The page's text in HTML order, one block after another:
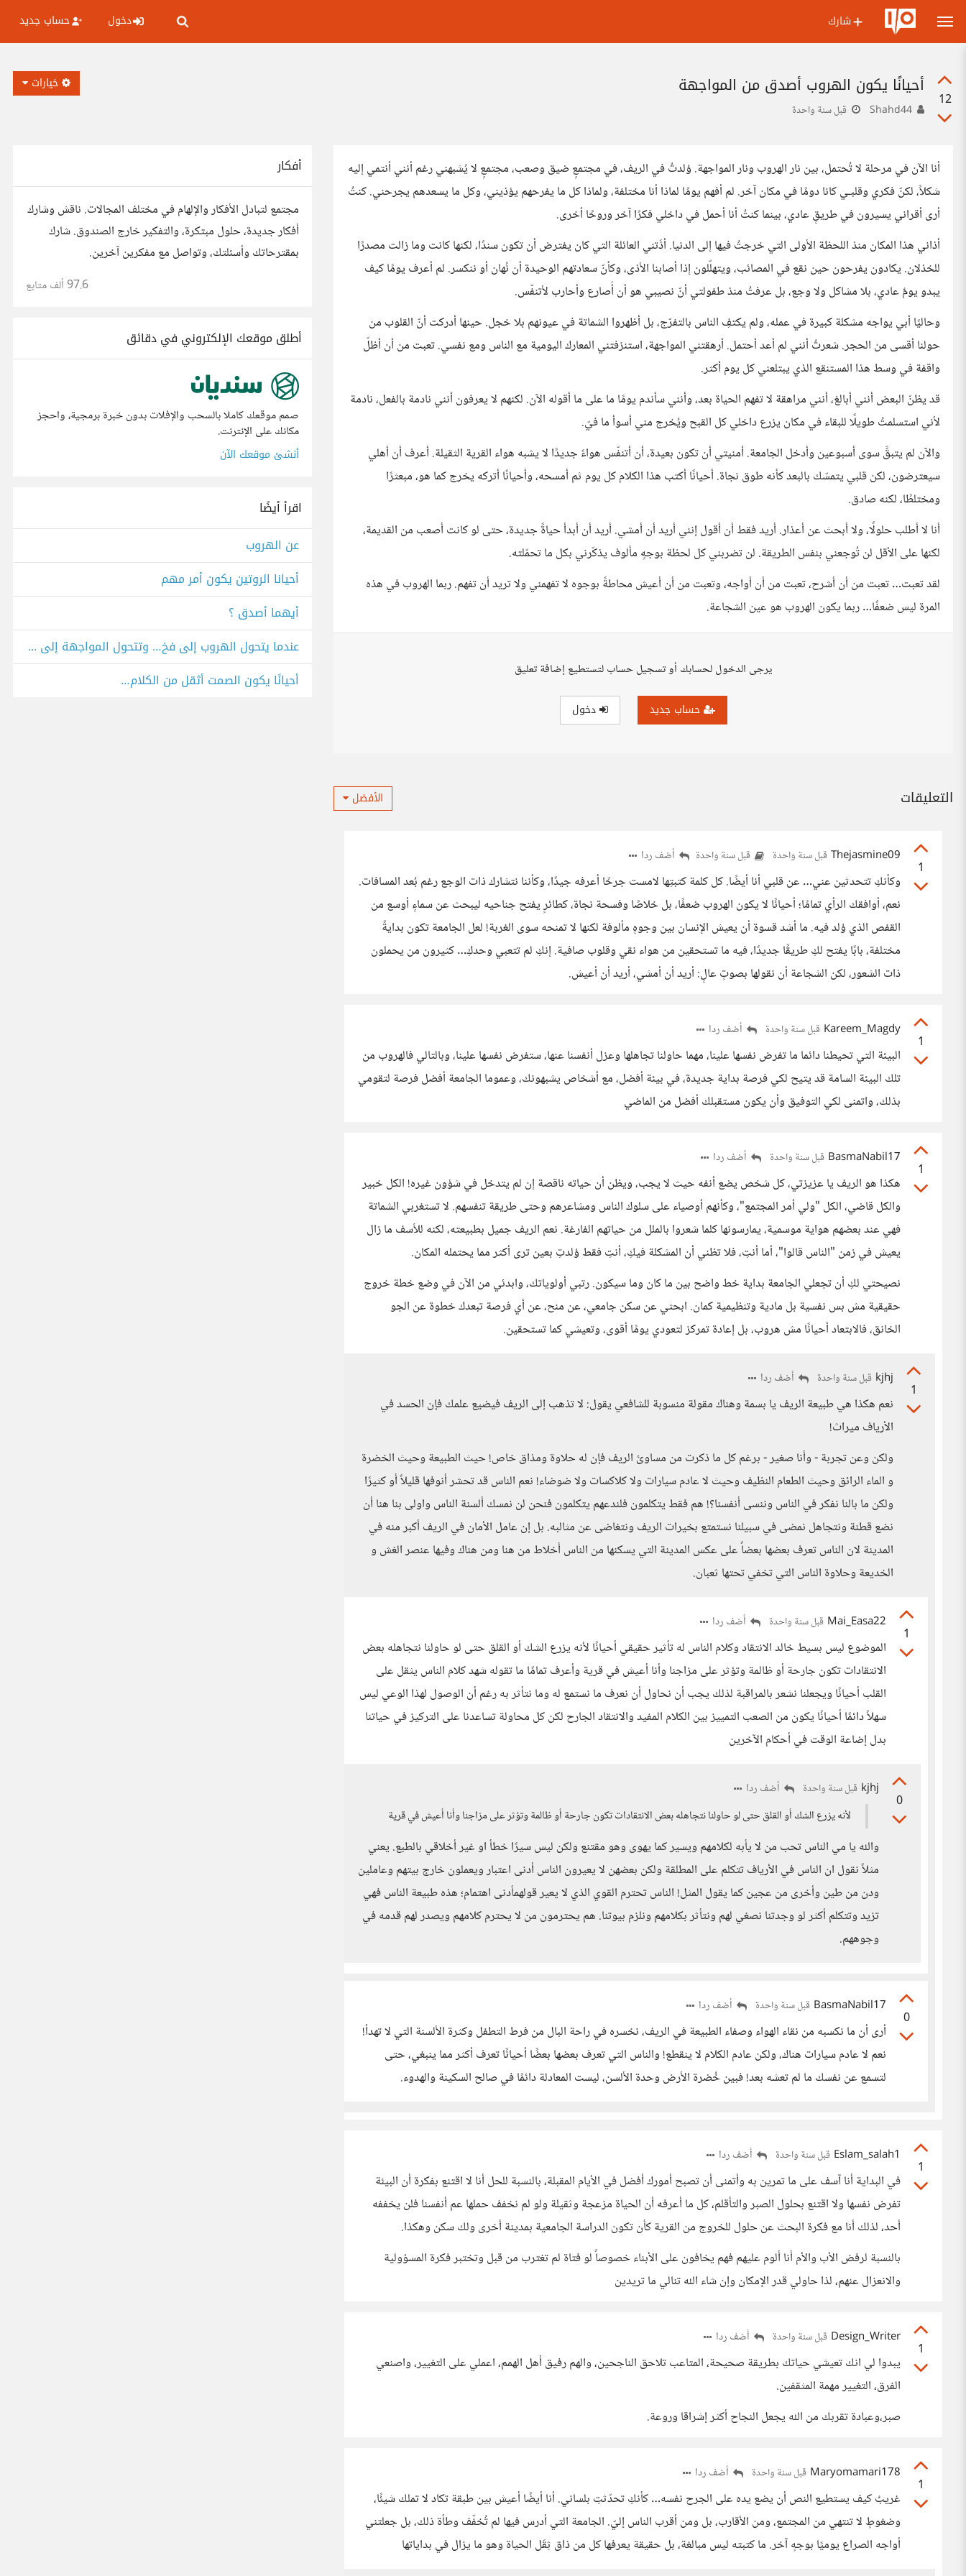
شارك دخول حساب جديد
12
أحيانًا يكون الهروب أصدق من المواجهة
قبل سنة واحدة
خيارات
أنا الآن في مرحلة لا تُحتمل، بين نار الهروب ونار المواجهة. وُلدتُ في الريف، في مجتمعٍ ضيق وصعب، مجتمعٍ لا يُشبهني رغم أنني أنتمي إليه
شكلاً، لكنّ فكري وقلبـي كانا دومًا في مكان آخر. لم أفهم يومًا لماذا أنا مختلفة، ولماذا كل ما يفرحهم يؤذيني، وكل ما يسعدهم يجرحني. كنتُ
أرى أقراني يسيرون في طريقٍ عادي، بينما كنتُ أنا أحمل في داخلي فكرًا آخر وروحًا أخرى.
أذاني هذا المكان منذ اللحظة الأولى التي خرجتُ فيها إلى الدنيا. أذَتني العائلة التي كان يفترض أن تكون سندًا، لكنها كانت وما زالت مصدرًا
للخذلان. يكادون يفرحون حين نقع في المصائب، ويتهلّلون إذا أصابنا الأذى، وكأنّ سعادتهم الوحيدة أن نُهان أو ننكسر. لم أعرف يومًا كيف
يبدو يومٌ عادي، بلا مشاكل ولا وجع، بل عرفتُ منذ طفولتي أنّ نصيبي هو أن أُصارع وأحارب لأتنفّس.
وحاليًا أبي يواجه مشكلة كبيرة في عمله، ولم يكتفِ الناس بالتفرّج، بل أظهروا الشماتة في عيونهم بلا خجل. حينها أدركت أنّ القلوب من
حولنا أقسى من الحجر. شعرتُ أنني لم أعد أحتمل. أرهقتني المواجهة، استنزفتني المعارك اليومية مع الناس ومع نفسي. تعبت من أن أظلّ
واقفة في وسط هذا المستنقع الذي يبتلعني كل يوم أكثر.
قد يظنّ البعض أنني أبالغ، أنني مراهقة لا تفهم الحياة بعد، وأنني سأندم يومًا ما على ما أقوله الآن. لكنهم لا يعرفون أنني نادمة بالفعل، نادمة
لأني استسلمتُ طويلًا للبقاء في مكان يزرع داخلي كل القبح ويُخرج مني أسوأ ما فيّ.
والآن لم يتبقَّ سوى أسبوعين وأدخل الجامعة. أمنيتي أن تكون بعيدة، أن أتنفّس هواءً جديدًا لا يشبه هواء القرية الثقيلة. أعرف أن أهلي
سيعترضون، لكن قلبي يتمسّك بالبعد كأنه طوق نجاة. أحيانًا أكتب هذا الكلام كل يوم ثم أمسحه، وأحيانًا أتركه يخرج كما هو، مبعثرًا
ومختلطًا، لكنه صادق.
أنا لا أطلب حلولًا، ولا أبحث عن أعذار. أريد فقط أن أقول إنني أريد أن أمشي. أريد أن أبدأ حياةً جديدة، حتى لو كانت أصعب من القديمة،
لكنها على الأقل لن تُوجعني بنفس الطريقة. لن تضربني كل لحظة بوجهٍ مألوف يذكّرني بكل ما تحمّلته.
لقد تعبت… تعبت من أن أشرح، تعبت من أن أواجه، وتعبت من أن أعيش محاطةً بوجوه لا تفهمني ولا تريد أن تفهم. ربما الهروب في هذه
المرة ليس ضعفًا… ربما يكون الهروب هو عين الشجاعة.
يرجى الدخول لحسابك أو تسجيل حساب لتستطيع إضافة تعليق
حساب جديد دخول
التعليقات الأفضل
1
Thejasmine09 قبل سنة واحدة قبل سنة واحدة أضف ردا
وكأنكِ تتحدثين عني… عن قلبي أنا أيضًا. كل كلمة كتبتِها لامست جرحًا أعرفه جيدًا، وكأننا نتشارك ذات الوجع رغم بُعد المسافات.
نعم، أوافقك الرأي تمامًا؛ أحيانًا لا يكون الهروب ضعفًا، بل خلاصًا وفسحة نجاة، كطائرٍ يفتح جناحيه ليبحث عن سماءٍ أوسع من
القفص الذي وُلد فيه. ما أشد قسوة أن يعيش الإنسان بين وجوهٍ مألوفة لكنها لا تمنحه سوى الغربة! لعل الجامعة تكون بدايةً
مختلفة، بابًا يفتح لكِ طريقًا جديدًا، فيه ما تستحقين من هواء نقي وقلوب صافية. إنكِ لم تتعبي وحدكِ… كثيرون من يحملون
ذات الشعور، لكن الشجاعة أن نقولها بصوتٍ عالٍ: أريد أن أمشي، أريد أن أعيش.
1
Kareem_Magdy قبل سنة واحدة أضف ردا
البيئة التي تحيطنا دائما ما تفرض نفسها علينا، مهما حاولنا تجاهلها وعزل أنفسنا عنها، ستفرض نفسها علينا، وبالتالي فالهروب من
تلك البيئة السامة قد يتيح لكي فرصة بداية جديدة، في بيئة أفضل، مع أشخاص يشبهونك، وعموما الجامعة أفضل فرصة لتقومي
بذلك، واتمنى لكي التوفيق وأن يكون مستقبلك أفضل من الماضي
1
BasmaNabil17 قبل سنة واحدة أضف ردا
هكذا هو الريف يا عزيزتي، كل شخص يضع أنفه حيث لا يجب، ويظن أن حياته ناقصة إن لم يتدخل في شؤون غيره! الكل خبير
والكل قاضي، الكل "ولي أمر المجتمع"، وكأنهم أوصياء على سلوك الناس ومشاعرهم وحتى طريقة تنفسهم. لا تستغربي الشماتة
فهي عند بعضهم هواية موسمية، يمارسونها كلما شعروا بالملل من حياتهم الفارغة. نعم الريف جميل بطبيعته، لكنه للأسف ما زال
يعيش في زمن "الناس قالوا"، أما أنتِ، فلا تظني أن المشكلة فيكِ، أنتِ فقط وُلدتِ بعين ترى أكثر مما يحتمله المكان.
نصيحتي لكِ أن تجعلي الجامعة بداية خط واضح بين ما كان وما سيكون. رتبي أولوياتك، وابدئي من الآن في وضع خطة خروج
حقيقية مش بس نفسية بل مادية وتنظيمية كمان. ابحثي عن سكن جامعي، عن منح، عن أي فرصة تبعدك خطوة عن الجو
الخانق، فالابتعاد أحيانًا مش هروب، بل إعادة تمركز لتعودي يومًا أقوى، وتعيشي كما تستحقين.
1
kjhj قبل سنة واحدة أضف ردا
نعم هكذا هي طبيعة الريف يا بسمة وهناك مقولة منسوبة للشافعي يقول: لا تذهب إلى الريف فيضيع علمك فإن الحسد في
الأرياف ميراث!
ولكن وعن تجربة - وأنا صغير - برغم كل ما ذكرت من مساوئ الريف فإن له حلاوة ومذاق خاص! حيث الطبيعة وحيث الخضرة
و الماء الرائق وحيث الطعام النظيف وحيث لا عادم سيارات ولا كلاكسات ولا ضوضاء! نعم الناس قد تحشر أنوفها قليلاً أو كثيرًا
ولكن ما بالنا نفكر في الناس وننسى أنفسنا؟! هم فقط يتكلمون فلندعهم يتكلمون فنحن لن نمسك ألسنة الناس واولى بنا هنا أن
نضع قطنة ونتجاهل نمضى في سبيلنا نستمتع بخيرات الريف ونتغاضى عن مثالبه. بل إن عامل الأمان في الريف أكبر منه في
المدينة لان الناس تعرف بعضها بعضاً على عكس المدينة التي يسكنها من الناس أخلاط من هنا ومن هناك وفيها عنصر الغش و
الخديعة وحلاوة الناس التي تخفي تحتها ثعبان.
1
Mai_Easa22 قبل سنة واحدة أضف ردا
الموضوع ليس بسيط خالد الانتقاد وكلام الناس له تأثير حقيقي أحيانًا لأنه يزرع الشك أو القلق حتى لو حاولنا نتجاهله بعض
الانتقادات تكون جارحة أو ظالمة وتؤثر على مزاجنا وأنا أعيش في قرية وأعرف تمامًا ما تقوله شهد كلام الناس يثقل على
القلب أحيانًا ويجعلنا نشعر بالمراقبة لذلك يجب أن نحاول أن نعرف ما نستمع له وما نتأثر به رغم أن الوصول لهذا الوعي ليس
سهلاً دائمًا أحيانًا يكون من الصعب التمييز بين الكلام المفيد والانتقاد الجارح لكن كل محاولة تساعدنا على التركيز في حياتنا
بدل إضاعة الوقت في أحكام الآخرين
0
kjhj قبل سنة واحدة
أضف ردا
لأنه يزرع الشك أو القلق حتى لو حاولنا نتجاهله بعض الانتقادات تكون جارحة أو ظالمة وتؤثر على مزاجنا وأنا أعيش في قرية
والله يا مي الناس تحب من لا يأبه لكلامهم ويسير كما يهوى وهو مقتنع ولكن ليس سيرًا خطأ او غير أخلاقي بالطبع. يعني
مثلاً نقول ان الناس في الأرياف تتكلم على المطلقة ولكن بعضهن لا يعيرون الناس أدنى اعتبار ويعملون خارج بيتهم وعاملين
ودن من طين وأخرى من عجين كما يقول المثل! الناس تحترم القوي الذي لا يعير قولهمأدنى اهتمام؛ هذه طبيعة الناس فهي
تزيد وتتكلم أكثر لو وجدتنا نصغي لهم ونتأثر بكلامهم ونلزم بيوتنا. هم يحترمون من لا يحترم كلامهم ويصدر لهم قدمه في
وجوههم.
0
BasmaNabil17 قبل سنة واحدة أضف ردا
أرى أن ما نكسبه من نقاء الهواء وصفاء الطبيعة في الريف، نخسره في راحة البال من فرط التطفل وكثرة الألسنة التي لا تهدأ!
نعم لا عادم سيارات هناك، ولكن عادم الكلام لا ينقطع! والناس التي تعرف بعضها بعضًا أحيانًا تعرف أكثر مما ينبغي، حتى
لتسمع عن نفسك ما لم تعشه بعد! فبين خُضرة الأرض وحدة الألسن، ليست المعادلة دائمًا في صالح السكينة والهدوء.
1
Eslam_salah1 قبل سنة واحدة أضف ردا
في البداية أنا آسف على ما تمرين به وأتمنى أن تصبح أمورك أفضل في الأيام المقبلة، بالنسبة للحل أنا لا اقتنع بفكرة أن البيئة
تفرض نفسها ولا اقتنع بحلول الصبر والتأقلم، كل ما أعرفه أن الحياة مزعجة وثقيلة ولو لم نخفف حملها عم أنفسنا فلن يخففه
أحد، لذلك أنا مع فكرة البحث عن حلول للخروج من القرية كأن تكون الدراسة الجامعية بمدينة أخرى ولك سكن وهكذا.
بالنسبة لرفض الأب والأم أنا ألوم عليهم فهم يخافون على الأبناء خصوصاً لو فتاة لم تغترب من قبل وتختبر فكرة المسؤولية
والانعزال عنهم، لذا حاولي قدر الإمكان وإن شاء الله تنالي ما تريدين
1
Design_Writer قبل سنة واحدة أضف ردا
يبدوا لي انك تعيشي حياتك بطريقة صحيحة، المتاعب تلاحق الناجحين، والهم رفيق أهل الهمم، اعملي على التغيير، واصنعي
الفرق، التغيير مهمة المثقفين.
صبر،وعبادة تقربك من الله يجعل النجاح أكثر إشراقا وروعة.
1
Maryomamari178 قبل سنة واحدة أضف ردا
غريبٌ كيف يستطيع النص أن يضع يده على الجرح نفسه… كأنكِ تحدّثتِ بلساني. أنا أيضًا أعيش بين طبقة تكاد لا تملك شيئًا،
وضغوطٍ لا تنتهي من المجتمع، ومن الأقارب، بل ومن أقرب الناس إليّ. الجامعة التي أدرس فيها لم تُخفّف وطأة ذلك، بل جعلتني
أواجه الصراع يوميًا بوجهٍ آخر. ما كتبته ليس مبالغة، بل حقيقة يعرفها كل من ذاق ثِقَل الحياة وهو ما يزال في بداياتها
أفكار
مجتمع لتبادل الأفكار والإلهام في مختلف المجالات. ناقش وشارك
أفكار جديدة، حلول مبتكرة، والتفكير خارج الصندوق. شارك
بمقترحاتك وأسئلتك، وتواصل مع مفكرين آخرين.
97.6 ألف متابع
أطلق موقعك الإلكتروني في دقائق
صمم موقعك كاملا بالسحب والإفلات بدون خبرة برمجية، واحجز
مكانك على الإنترنت.
أنشئ موقعك الآن
اقرأ أيضًا
​عن الهروب
أحيانا الروتين يكون أمر مهم
أيهما أصدق ؟
عندما يتحول الهروب إلى فخ… وتتحول المواجهة إلى علاج
أحيانًا يكون الصمت أثقل من الكلام…